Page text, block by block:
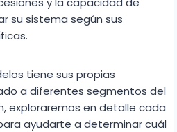
su sistema según sus
tiene sus propias
a diferentes segmentos del
exploraremos en detalle cada
ayudarte a determinar cuál